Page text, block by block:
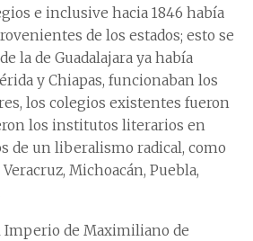
e inclusive hacia 1846 había
de los estados; esto se
la de Guadalajara ya había
y Chiapas, funcionaban los
los colegios existentes fueron
los institutos literarios en
de un liberalismo radical, como
Michoacán, Puebla,
Imperio de Maximiliano de